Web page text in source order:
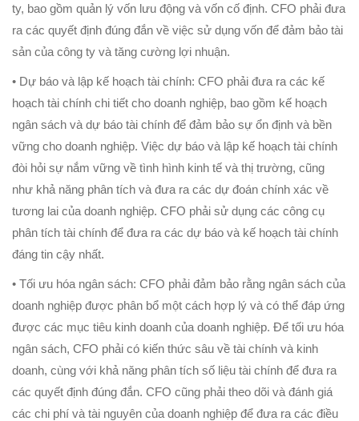
ty, bao gồm quản lý vốn lưu động và vốn cố định. CFO phải đưa
ra các quyết định đúng đắn về việc sử dụng vốn để đảm bảo tài
sản của công ty và tăng cường lợi nhuận.
• Dự báo và lập kế hoạch tài chính: CFO phải đưa ra các kế
hoạch tài chính chi tiết cho doanh nghiệp, bao gồm kế hoạch
ngân sách và dự báo tài chính để đảm bảo sự ổn định và bền
vững cho doanh nghiệp. Việc dự báo và lập kế hoạch tài chính
đòi hỏi sự nắm vững về tình hình kinh tế và thị trường, cũng
như khả năng phân tích và đưa ra các dự đoán chính xác về
tương lai của doanh nghiệp. CFO phải sử dụng các công cụ
phân tích tài chính để đưa ra các dự báo và kế hoạch tài chính
đáng tin cậy nhất.
• Tối ưu hóa ngân sách: CFO phải đảm bảo rằng ngân sách của
doanh nghiệp được phân bổ một cách hợp lý và có thể đáp ứng
được các mục tiêu kinh doanh của doanh nghiệp. Để tối ưu hóa
ngân sách, CFO phải có kiến thức sâu về tài chính và kinh
doanh, cùng với khả năng phân tích số liệu tài chính để đưa ra
các quyết định đúng đắn. CFO cũng phải theo dõi và đánh giá
các chi phí và tài nguyên của doanh nghiệp để đưa ra các điều